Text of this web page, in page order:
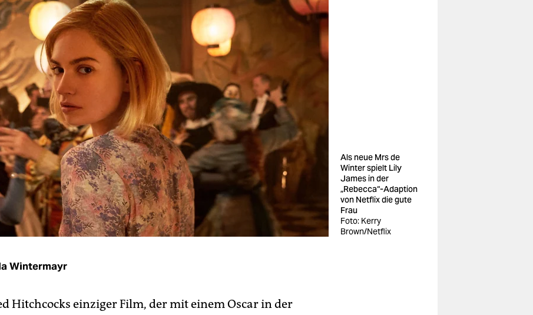
Als neue Mrs de
Winter spielt Lily
James in der
„Rebecca“-Adaption
von Netflix die gute
Frau
Foto: Kerry
Brown/Netflix
Wintermayr
Hitchcocks einziger Film, der mit einem Oscar in der